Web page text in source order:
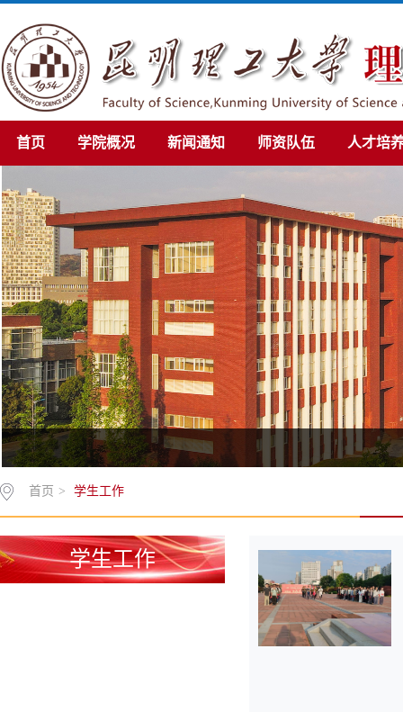
首页 学院概况 新闻通知 师资队伍 人才培
首页 > 学生工作
学生工作